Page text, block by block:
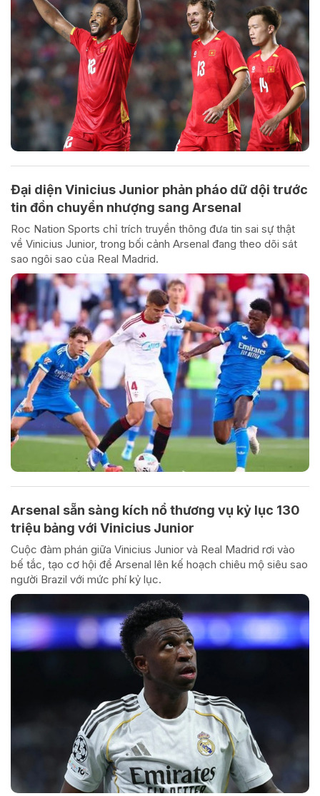
Đại diện Vinicius Junior phản pháo dữ dội trước
tin đồn chuyển nhượng sang Arsenal
Roc Nation Sports chỉ trích truyền thông đưa tin sai sự thật
về Vinicius Junior, trong bối cảnh Arsenal đang theo dõi sát
sao ngôi sao của Real Madrid.
Arsenal sẵn sàng kích nổ thương vụ kỷ lục 130
triệu bảng với Vinicius Junior
Cuộc đàm phán giữa Vinicius Junior và Real Madrid rơi vào
bế tắc, tạo cơ hội để Arsenal lên kế hoạch chiêu mộ siêu sao
người Brazil với mức phí kỷ lục.